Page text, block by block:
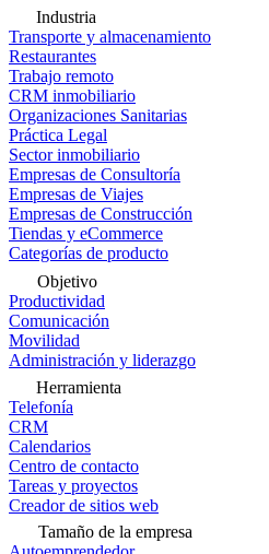
Industria
Transporte y almacenamiento
Restaurantes
Trabajo remoto
CRM inmobiliario
Organizaciones Sanitarias
Práctica Legal
Sector inmobiliario
Empresas de Consultoría
Empresas de Viajes
Empresas de Construcción
Tiendas y eCommerce
Categorías de producto
Objetivo
Productividad
Comunicación
Movilidad
Administración y liderazgo
Herramienta
Telefonía
CRM
Calendarios
Centro de contacto
Tareas y proyectos
Creador de sitios web
Tamaño de la empresa